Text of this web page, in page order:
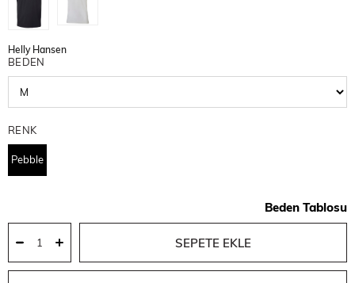
Helly Hansen
BEDEN
RENK
Pebble
Beden Tablosu